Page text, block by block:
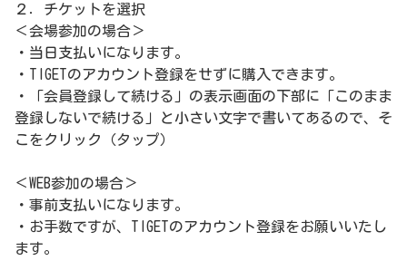
２．チケットを選択
＜会場参加の場合＞
・当日支払いになります。
・TIGETのアカウント登録をせずに購入できます。
・「会員登録して続ける」の表示画面の下部に「このまま
登録しないで続ける」と小さい文字で書いてあるので、そ
こをクリック（タップ）
＜WEB参加の場合＞
・事前支払いになります。
・お手数ですが、TIGETのアカウント登録をお願いいたし
ます。